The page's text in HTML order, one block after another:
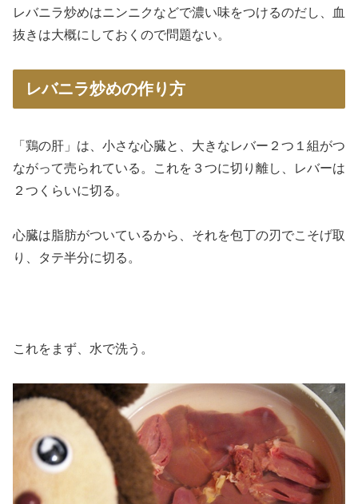
レバニラ炒めはニンニクなどで濃い味をつけるのだし、血
抜きは大概にしておくので問題ない。
レバニラ炒めの作り方
「鶏の肝」は、小さな心臓と、大きなレバー２つ１組がつ
ながって売られている。これを３つに切り離し、レバーは
２つくらいに切る。
心臓は脂肪がついているから、それを包丁の刃でこそげ取
り、タテ半分に切る。
これをまず、水で洗う。